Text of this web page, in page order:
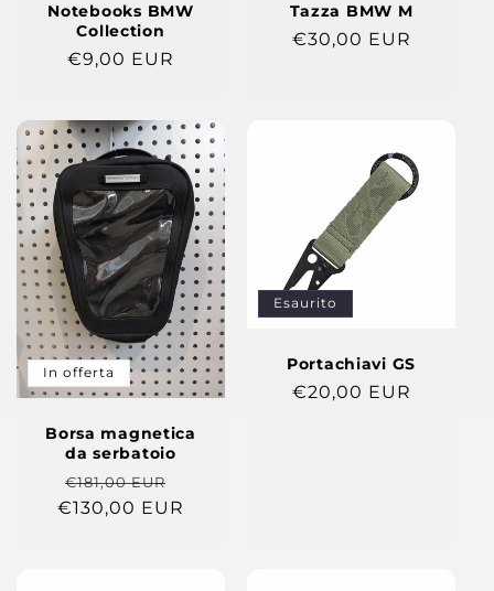
Notebooks BMW
Collection
Prezzo
€9,00 EUR
Tazza BMW M
Prezzo
€30,00 EUR
In offerta
Borsa magnetica
da serbatoio
Prezzo
di
€181,00 EUR
scontato
€130,00 EUR
Esaurito
Portachiavi GS
Prezzo
€20,00 EUR